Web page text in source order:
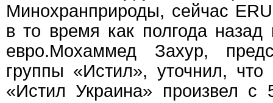
Минохранприроды, сейчас
в то время как полгода
евро.Мохаммед Захур,
группы «Истил», уточнил,
«Истил Украина» произвел с